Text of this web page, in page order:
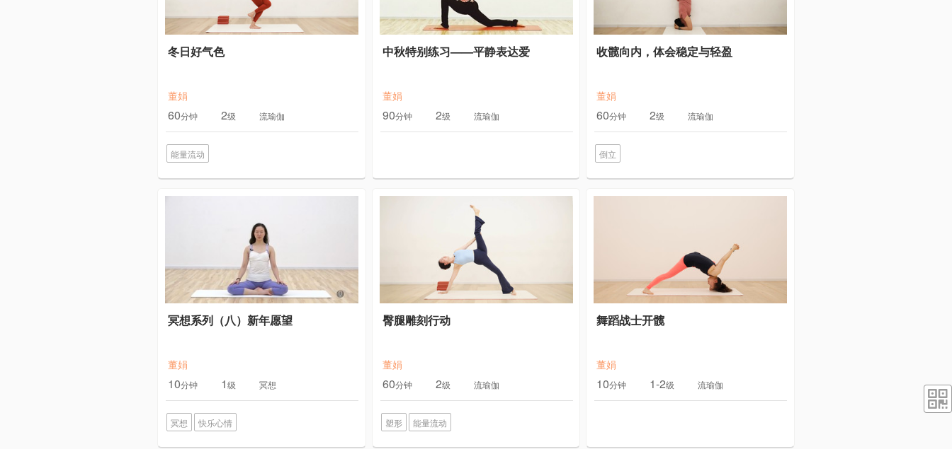
冬日好气色
董娟
60分钟 2级 流瑜伽
能量流动
中秋特别练习——平静表达爱
董娟
90分钟 2级 流瑜伽
收髋向内，体会稳定与轻盈
董娟
60分钟 2级 流瑜伽
倒立
冥想系列（八）新年愿望
董娟
10分钟 1级 冥想
冥想 快乐心情
臀腿雕刻行动
董娟
60分钟 2级 流瑜伽
塑形 能量流动
舞蹈战士开髋
董娟
10分钟 1-2级 流瑜伽